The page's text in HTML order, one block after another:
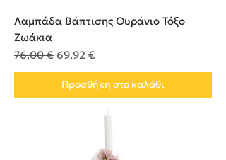
Λαμπάδα Βάπτισης Ουράνιο Τόξο
Ζωάκια
Κανονική τιμή
76,00 € Τιμή Έκπτωσης
69,92 €
Προσθήκη στο καλάθι